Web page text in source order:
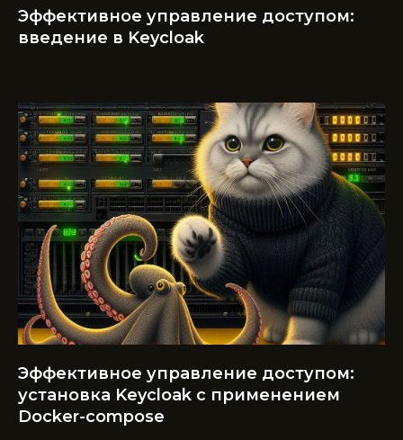
Эффективное управление доступом:
введение в Keycloak
Эффективное управление доступом:
установка Keycloak с применением
Docker-compose